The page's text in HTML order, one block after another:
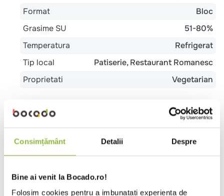
Consimțământ Detalii Despre
Bine ai venit la Bocado.ro!
Folosim cookies pentru a imbunatati experienta de
Format
Bloc
Grasime SU
51-80%
Temperatura
Refrigerat
Tip local
Patiserie Restaurant Romanesc
Proprietati
Vegetarian
Ingrediente
praf de UNT, concentrat de proteina din LAPTE, ulei
vegetal, sare, cheag microbial, culturi LACTICE,
Alergeni
Declarati: LACTOZA, LAPTE si derivati din LAPTE;